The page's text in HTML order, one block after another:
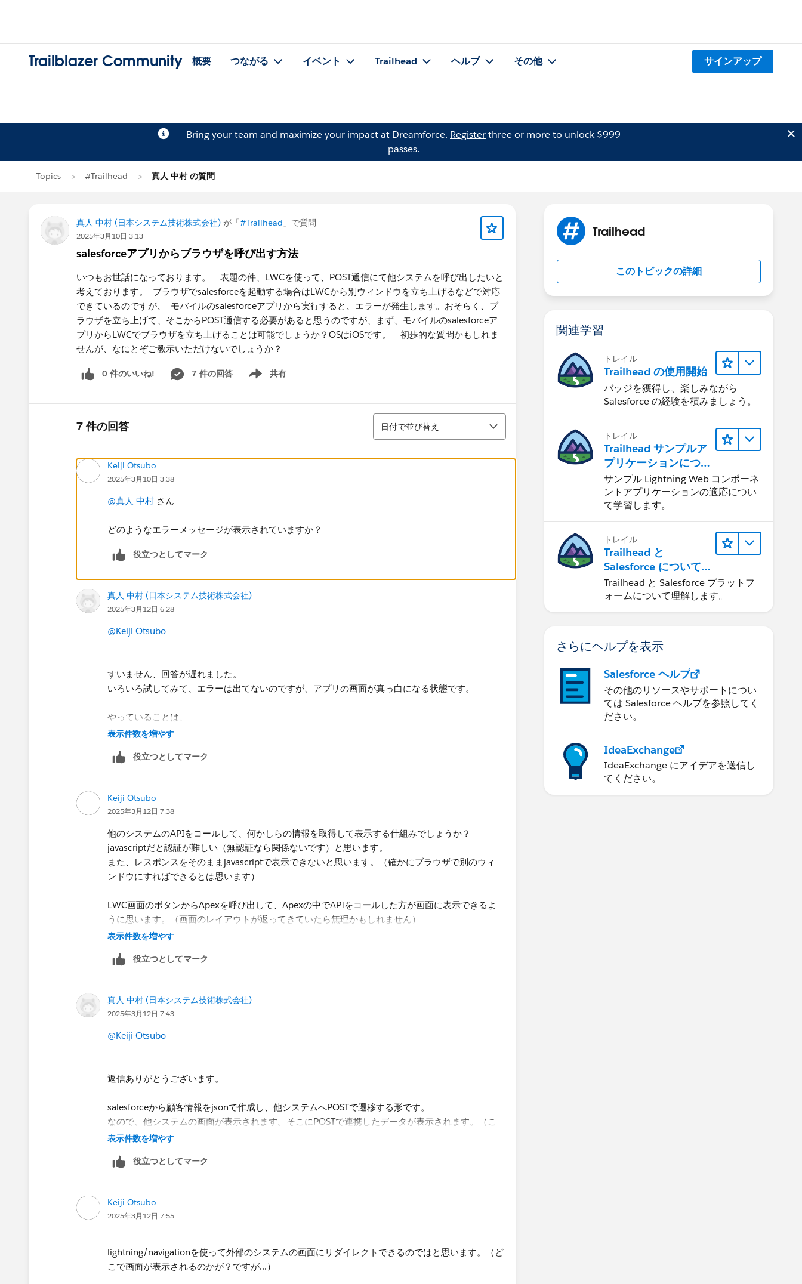
Trailblazer Community 概要 つながる イベント Trailhead ヘルプ その他 サインアップ
Bring your team and maximize your impact at Dreamforce. Registerthree or more to unlock $999
passes.
Topics #Trailhead 真人 中村 の質問
真人 中村 (日本システム技術株式会社) が「#Trailhead 」で質問
2025年3月10日 3:13
salesforceアプリからブラウザを呼び出す方法
いつもお世話になっております。 表題の件、LWCを使って、POST通信にて他システムを呼び出したいと
考えております。 ブラウザでsalesforceを起動する場合はLWCから別ウィンドウを立ち上げるなどで対応
できているのですが、 モバイルのsalesforceアプリから実行すると、エラーが発生します。おそらく、ブ
ラウザを立ち上げて、そこからPOST通信する必要があると思うのですが、まず、モバイルのsalesforceア
プリからLWCでブラウザを立ち上げることは可能でしょうか？OSはiOSです。 初歩的な質問かもしれま
せんが、なにとぞご教示いただけないでしょうか？
0 件のいいね! 7 件の回答 共有
Show menu
7 件の回答
並び替え
日付で並び替え
Keiji Otsubo
2025年3月10日 3:38
@真人 中村 さん
どのようなエラーメッセージが表示されていますか？
役立つとしてマーク
真人 中村 (日本システム技術株式会社)
2025年3月12日 6:28
@Keiji Otsubo
すいません、回答が遅れました。
いろいろ試してみて、エラーは出てないのですが、アプリの画面が真っ白になる状態です。
やっていることは、
LWCでボタンを作って、POSTでほかのシステムを呼び出そうとしているのですが、普通のURL
となります。
salesforceアプリ上では、表示が無理だと思うので、safariなどのブラウザアプリを立ち上げたいの
ですが、可能なのでしょうか？
ですが、POST通信ができないため、LWCを使って実施したいと考えています。
表示件数を増やす
役立つとしてマーク
Keiji Otsubo
2025年3月12日 7:38
他のシステムのAPIをコールして、何かしらの情報を取得して表示する仕組みでしょうか？
javascriptだと認証が難しい（無認証なら関係ないです）と思います。
また、レスポンスをそのままjavascriptで表示できないと思います。（確かにブラウザで別のウィ
ンドウにすればできるとは思います）
LWC画面のボタンからApexを呼び出して、Apexの中でAPIをコールした方が画面に表示できるよ
うに思います。（画面のレイアウトが返ってきていたら無理かもしれません）
表示件数を増やす
役立つとしてマーク
真人 中村 (日本システム技術株式会社)
2025年3月12日 7:43
@Keiji Otsubo
返信ありがとうございます。
salesforceから顧客情報をjsonで作成し、他システムへPOSTで遷移する形です。
なので、他システムの画面が表示されます。そこにPOSTで連携したデータが表示されます。（こ
こは他システム側の処理）
表示件数を増やす
役立つとしてマーク
Keiji Otsubo
2025年3月12日 7:55
lightning/navigationを使って外部のシステムの画面にリダイレクトできるのではと思います。（ど
こで画面が表示されるのかが？ですが...）
Trailhead
このトピックの詳細
関連学習
トレイル
Trailhead の使用開始
バッジを獲得し、楽しみながら
Salesforce の経験を積みましょう。
トレイル
Trailhead サンプルア
プリケーションにつ
いて知る
サンプル Lightning Web コンポーネ
ントアプリケーションの適応につい
て学習します。
トレイル
Trailhead と
Salesforce について
学ぶ
Trailhead と Salesforce プラットフ
ォームについて理解します。
さらにヘルプを表示
Salesforce ヘルプ
その他のリソースやサポートについ
ては Salesforce ヘルプを参照してく
ださい。
IdeaExchange
IdeaExchange にアイデアを送信し
てください。